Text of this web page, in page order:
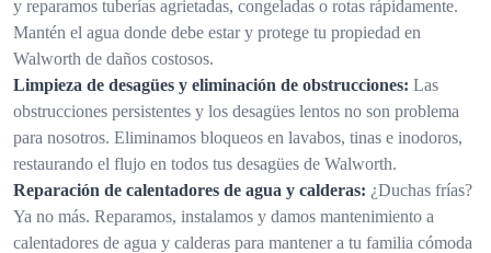
y reparamos tuberías agrietadas, congeladas o rotas rápidamente.
Mantén el agua donde debe estar y protege tu propiedad en
Walworth de daños costosos.
Limpieza de desagües y eliminación de obstrucciones: Las
obstrucciones persistentes y los desagües lentos no son problema
para nosotros. Eliminamos bloqueos en lavabos, tinas e inodoros,
restaurando el flujo en todos tus desagües de Walworth.
Reparación de calentadores de agua y calderas: ¿Duchas frías?
Ya no más. Reparamos, instalamos y damos mantenimiento a
calentadores de agua y calderas para mantener a tu familia cómoda